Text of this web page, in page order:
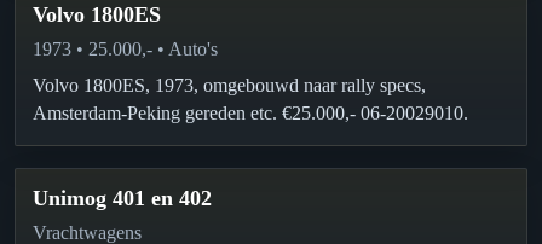
Volvo 1800ES
1973 • 25.000,- • Auto's
Volvo 1800ES, 1973, omgebouwd naar rally specs,
Amsterdam-Peking gereden etc. €25.000,- 06-20029010.
Unimog 401 en 402
Vrachtwagens